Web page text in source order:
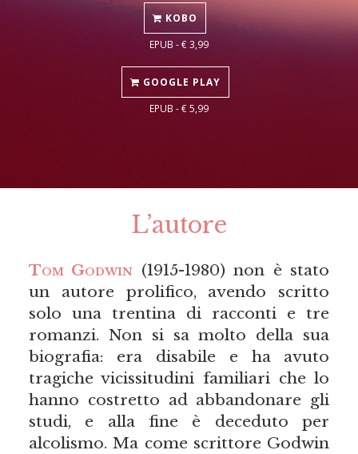
KOBO
EPUB - € 3,99
GOOGLE PLAY
EPUB - € 5,99
L’autore
Tom Godwin (1915-1980) non è stato
un autore prolifico, avendo scritto
solo una trentina di racconti e tre
romanzi. Non si sa molto della sua
biografia: era disabile e ha avuto
tragiche vicissitudini familiari che lo
hanno costretto ad abbandonare gli
studi, e alla fine è deceduto per
alcolismo. Ma come scrittore Godwin